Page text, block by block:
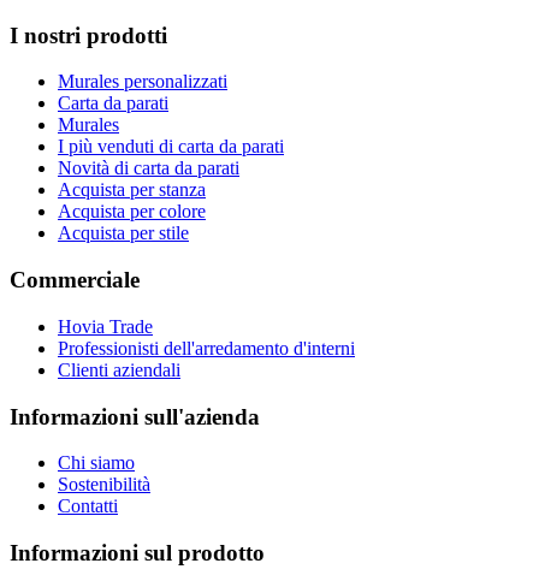
I nostri prodotti
Murales personalizzati
Carta da parati
Murales
I più venduti di carta da parati
Novità di carta da parati
Acquista per stanza
Acquista per colore
Acquista per stile
Commerciale
Hovia Trade
Professionisti dell'arredamento d'interni
Clienti aziendali
Informazioni sull'azienda
Chi siamo
Sostenibilità
Contatti
Informazioni sul prodotto